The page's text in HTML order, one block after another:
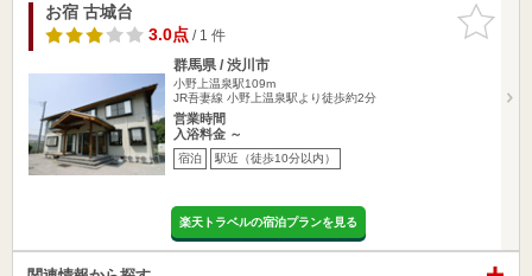
お気に入
りに追加
お宿 古城台
3.0点/ 1 件
群馬県 / 渋川市
小野上温泉駅109m
JR吾妻線 小野上温泉駅より徒歩約2分
営業時間
入浴料金 ～
宿泊 駅近（徒歩10分以内）
楽天トラベルの宿泊プランを見る